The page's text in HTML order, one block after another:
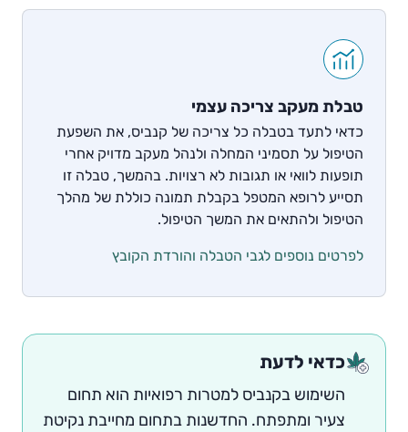
טבלת מעקב צריכה עצמי
כדאי לתעד בטבלה כל צריכה של קנביס, את השפעת
הטיפול על תסמיני המחלה ולנהל מעקב מדויק אחרי
תופעות לוואי או תגובות לא רצויות. בהמשך, טבלה זו
תסייע לרופא המטפל בקבלת תמונה כוללת של מהלך
הטיפול ולהתאים את המשך הטיפול.
לפרטים נוספים לגבי הטבלה והורדת הקובץ
כדאי לדעת
השימוש בקנביס למטרות רפואיות הוא תחום
צעיר ומתפתח. החדשנות בתחום מחייבת נקיטת